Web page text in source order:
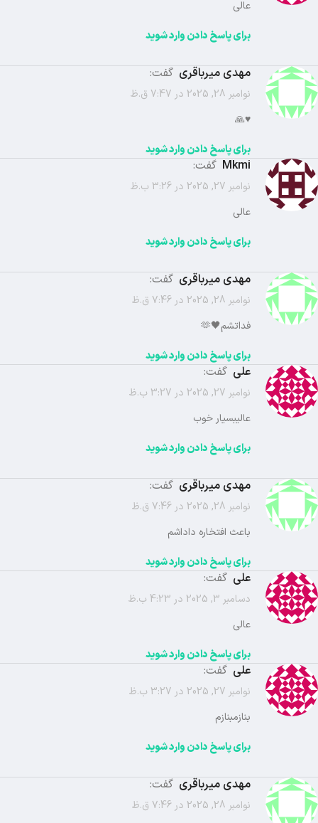
عالی
برای پاسخ دادن وارد شوید
مهدی میرباقری گفت:
نوامبر 28, 2025 در 7:47 ق.ظ
♥️🙏
برای پاسخ دادن وارد شوید
mkmi گفت:
نوامبر 27, 2025 در 3:26 ب.ظ
عالی
برای پاسخ دادن وارد شوید
مهدی میرباقری گفت:
نوامبر 28, 2025 در 7:46 ق.ظ
فداتشم🖤🫶
برای پاسخ دادن وارد شوید
علی گفت:
نوامبر 27, 2025 در 3:27 ب.ظ
عالیبسیار خوب
برای پاسخ دادن وارد شوید
مهدی میرباقری گفت:
نوامبر 28, 2025 در 7:46 ق.ظ
باعث افتخاره داداشم
برای پاسخ دادن وارد شوید
علی گفت:
دسامبر 3, 2025 در 4:23 ب.ظ
عالی
برای پاسخ دادن وارد شوید
علی گفت:
نوامبر 27, 2025 در 3:27 ب.ظ
بنازمبنازم
برای پاسخ دادن وارد شوید
مهدی میرباقری گفت:
نوامبر 28, 2025 در 7:46 ق.ظ